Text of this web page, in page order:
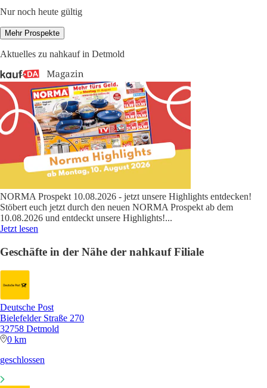
Nur noch heute gültig
Mehr Prospekte
Aktuelles zu nahkauf in Detmold
NORMA Prospekt 10.08.2026 - jetzt unsere Highlights entdecken!
Stöbert euch jetzt durch den neuen NORMA Prospekt ab dem
10.08.2026 und entdeckt unsere Highlights!...
Jetzt lesen
Geschäfte in der Nähe der nahkauf Filiale
Deutsche Post
Bielefelder Straße 270
32758 Detmold
0 km
geschlossen